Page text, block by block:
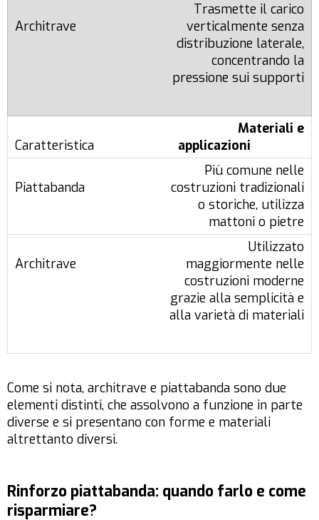
Trasmette il carico
verticalmente senza
distribuzione laterale,
concentrando la
pressione sui supporti
Materiali e
applicazioni
Più comune nelle
costruzioni tradizionali
o storiche, utilizza
mattoni o pietre
Utilizzato
maggiormente nelle
costruzioni moderne
grazie alla semplicità e
alla varietà di materiali
Come si nota, architrave e piattabanda sono due
elementi distinti, che assolvono a funzione in parte
diverse e si presentano con forme e materiali
altrettanto diversi.
Rinforzo piattabanda: quando farlo e come
risparmiare?